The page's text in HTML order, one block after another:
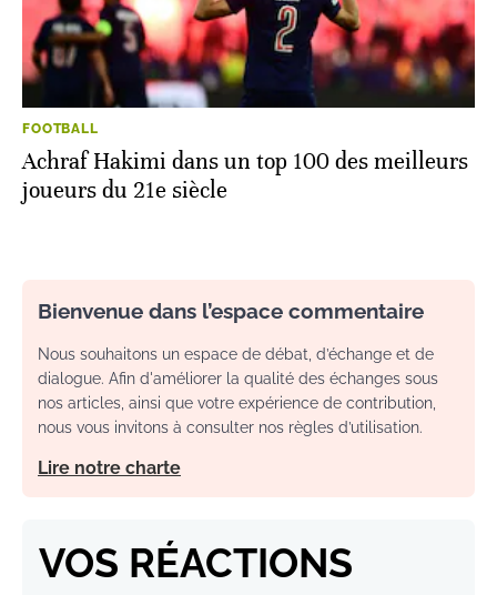
FOOTBALL
Achraf Hakimi dans un top 100 des meilleurs
joueurs du 21e siècle
Bienvenue dans l’espace commentaire
Nous souhaitons un espace de débat, d’échange et de
dialogue. Afin d'améliorer la qualité des échanges sous
nos articles, ainsi que votre expérience de contribution,
nous vous invitons à consulter nos règles d’utilisation.
Lire notre charte
VOS RÉACTIONS